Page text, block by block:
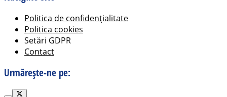
Politica de confidențialitate
Politica cookies
Setări GDPR
Contact
Urmărește-ne pe: